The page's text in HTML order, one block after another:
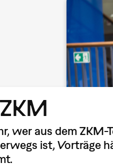
wer aus dem ZKM-
ist, Vorträge